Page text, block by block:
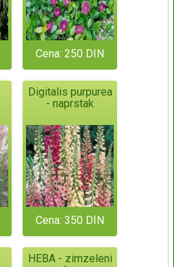
Cena: 250 DIN
Digitalis purpurea
- naprstak
Cena: 350 DIN
HEBA - zimzeleni